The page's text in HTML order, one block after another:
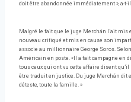
doit être abandonnée immédiatement », a-t-
Malgré le fait que le juge Merchán l’ait mis
nouveau critiqué et mis en cause son
associe au millionnaire George Soros.
Américain en poste. «Il a fait campagne en
tous ceux qui ont vu cette affaire disent qu’il
être traduit en justice. Du juge Merchán dit
déteste, toute la famille. »